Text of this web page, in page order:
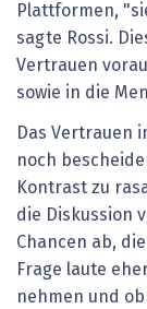
Plattformen,
sagte Rossi.
Vertrauen
sowie in die
Das Vertrauen
noch
Kontrast zu
die Diskussion
Chancen ab,
Frage laute
nehmen und